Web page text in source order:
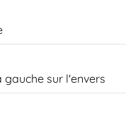
sur l'envers